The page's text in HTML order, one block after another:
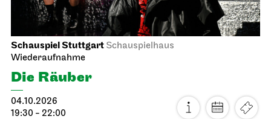
Schauspiel Stuttgart Schauspielhaus
Wiederaufnahme
Die Räuber
04.10.2026
19:30 - 22:00